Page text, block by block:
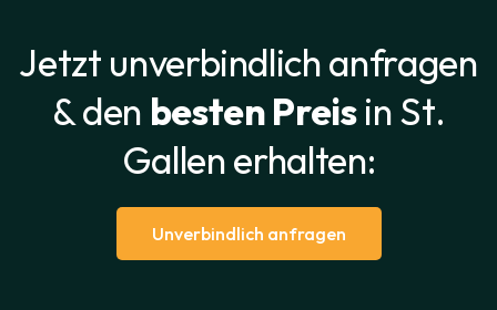
Jetzt unverbindlich anfragen
& den besten Preisin St.
Gallen erhalten:
Unverbindlich anfragen